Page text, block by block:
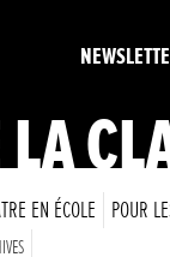
EN ÉCOLE POUR